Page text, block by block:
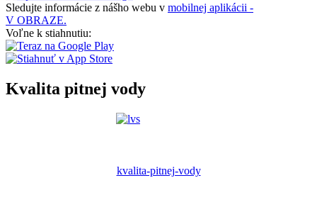
Sledujte informácie z nášho webu v mobilnej aplikácii -
V OBRAZE.
Voľne k stiahnutiu:
Kvalita pitnej vody
kvalita-pitnej-vody